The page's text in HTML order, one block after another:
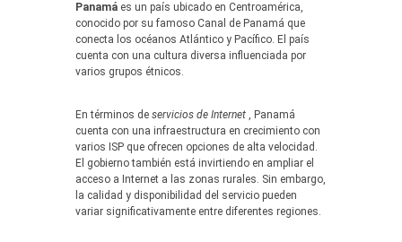
Panamá es un país ubicado en Centroamérica,
conocido por su famoso Canal de Panamá que
conecta los océanos Atlántico y Pacífico. El país
cuenta con una cultura diversa influenciada por
varios grupos étnicos.
En términos de servicios de Internet , Panamá
cuenta con una infraestructura en crecimiento con
varios ISP que ofrecen opciones de alta velocidad.
El gobierno también está invirtiendo en ampliar el
acceso a Internet a las zonas rurales. Sin embargo,
la calidad y disponibilidad del servicio pueden
variar significativamente entre diferentes regiones.